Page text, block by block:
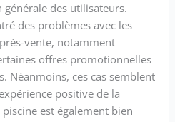
des utilisateurs.
des problèmes avec les
vente, notamment
offres promotionnelles
Néanmoins, ces cas semblent
positive de la
est également bien